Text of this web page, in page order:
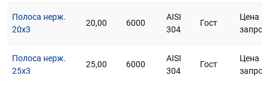
Полоса нерж.
20х3
20,00 6000
AISI
304
Гост
Цена
Полоса нерж.
25х3
25,00 6000
AISI
304
Гост
Цена